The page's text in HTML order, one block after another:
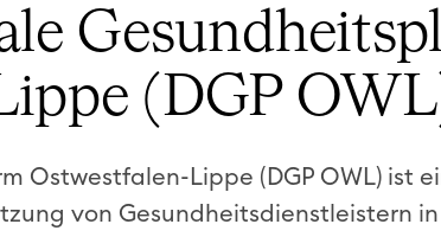
(DGP
Ostwestfalen-Lippe (DGP OWL) ist
von Gesundheitsdienstleistern